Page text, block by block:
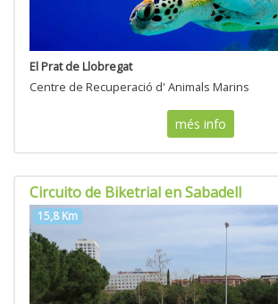
El Prat de Llobregat
Centre de Recuperació d' Animals Marins
més info
Circuito de Biketrial en Sabadell
15,8 Km